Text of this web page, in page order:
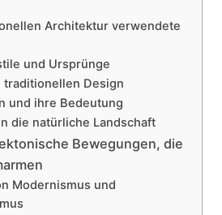
Architektur verwendete
und Ursprünge
traditionellen Design
und ihre Bedeutung
die natürliche Landschaft
Bewegungen, die
Modernismus und